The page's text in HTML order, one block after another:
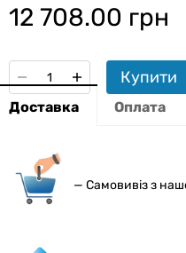
12 708.00 грн
Купити
Доставка Оплата
— Самовивіз з